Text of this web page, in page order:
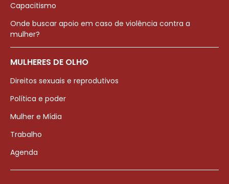
Capacitismo
Onde buscar apoio em caso de violência contra a
mulher?
MULHERES DE OLHO
Direitos sexuais e reprodutivos
Política e poder
Mulher e Mídia
Trabalho
Agenda